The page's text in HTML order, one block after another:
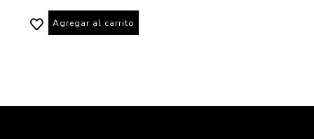
Agregar al carrito